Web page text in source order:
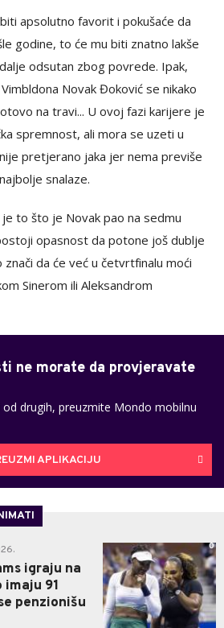
apsolutno favorit i pokušaće da
godine, to će mu biti znatno lakše
odsutan zbog povrede. Ipak,
Novak Đoković se nikako
na travi... U ovoj fazi karijere je
spremnost, ali mora se uzeti u
pretjerano jaka jer nema previše
snalaze.
to što je Novak pao na sedmu
opasnost da potone još dublje
da će već u četvrtfinalu moći
Sinerom ili Aleksandrom
ne morate da provjeravate
drugih, preuzmite Mondo mobilnu
APLIKACIJU
igraju na
91
penzionišu
0